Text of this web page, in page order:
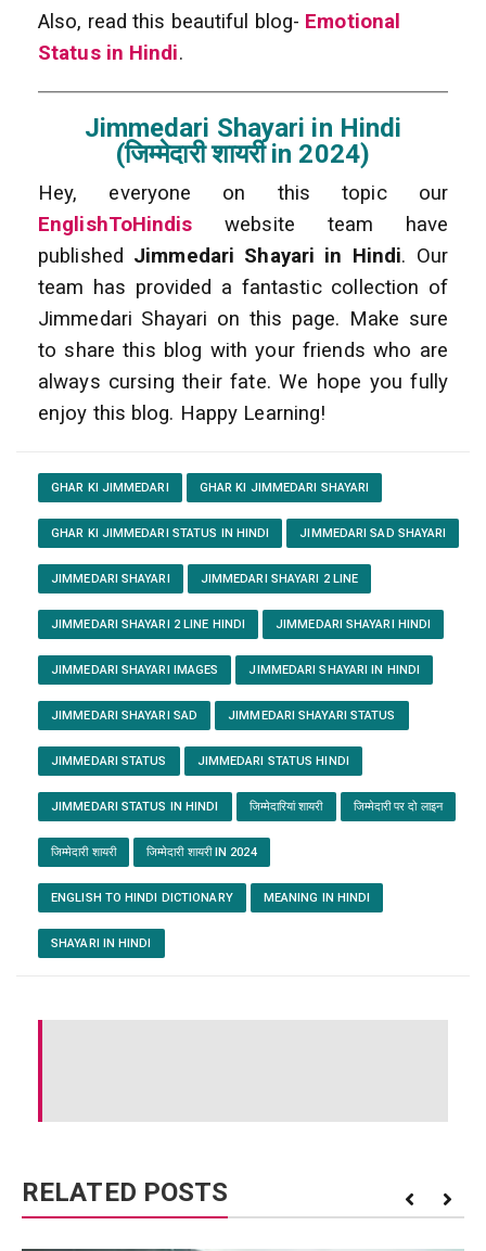
Also, read this beautiful blog- Emotional
Status in Hindi.
Jimmedari Shayari in Hindi
(जिम्मेदारी शायरी in 2024)
Hey, everyone on this topic our
EnglishToHindis website team have
published Jimmedari Shayari in Hindi. Our
team has provided a fantastic collection of
Jimmedari Shayari on this page. Make sure
to share this blog with your friends who are
always cursing their fate. We hope you fully
enjoy this blog. Happy Learning!
GHAR KI JIMMEDARI GHAR KI JIMMEDARI SHAYARI
GHAR KI JIMMEDARI STATUS IN HINDI JIMMEDARI SAD SHAYARI
JIMMEDARI SHAYARI JIMMEDARI SHAYARI 2 LINE
JIMMEDARI SHAYARI 2 LINE HINDI JIMMEDARI SHAYARI HINDI
JIMMEDARI SHAYARI IMAGES JIMMEDARI SHAYARI IN HINDI
JIMMEDARI SHAYARI SAD JIMMEDARI SHAYARI STATUS
JIMMEDARI STATUS JIMMEDARI STATUS HINDI
JIMMEDARI STATUS IN HINDI जिम्मेदारियां शायरी जिम्मेदारी पर दो लाइन
जिम्मेदारी शायरी जिम्मेदारी शायरी IN 2024
ENGLISH TO HINDI DICTIONARY MEANING IN HINDI
SHAYARI IN HINDI
RELATED POSTS